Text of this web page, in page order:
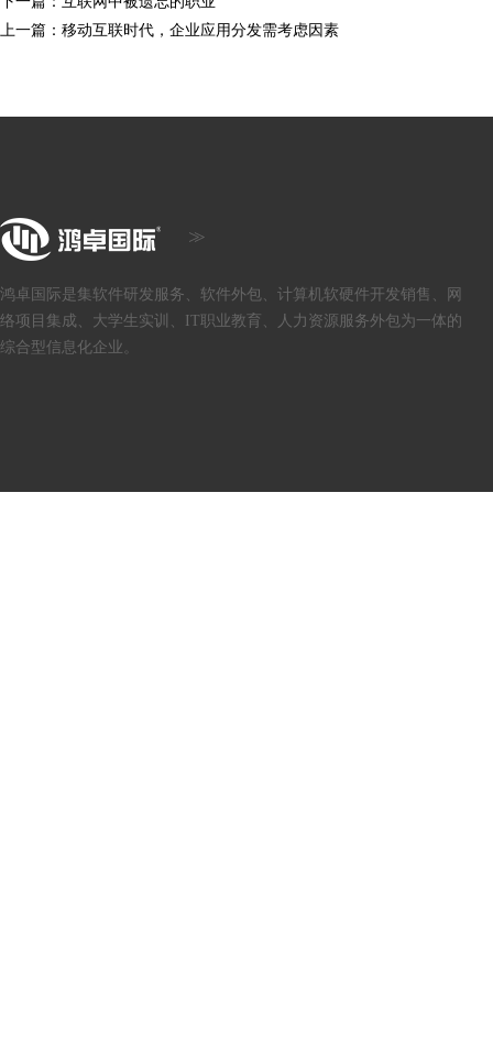
上一篇： 移动互联时代，企业应用分发需考虑因素
鸿卓国际是集软件研发服务、软件外包、计算机软硬件开发销售、网
络项目集成、大学生实训、IT职业教育、人力资源服务外包为一体的
综合型信息化企业。